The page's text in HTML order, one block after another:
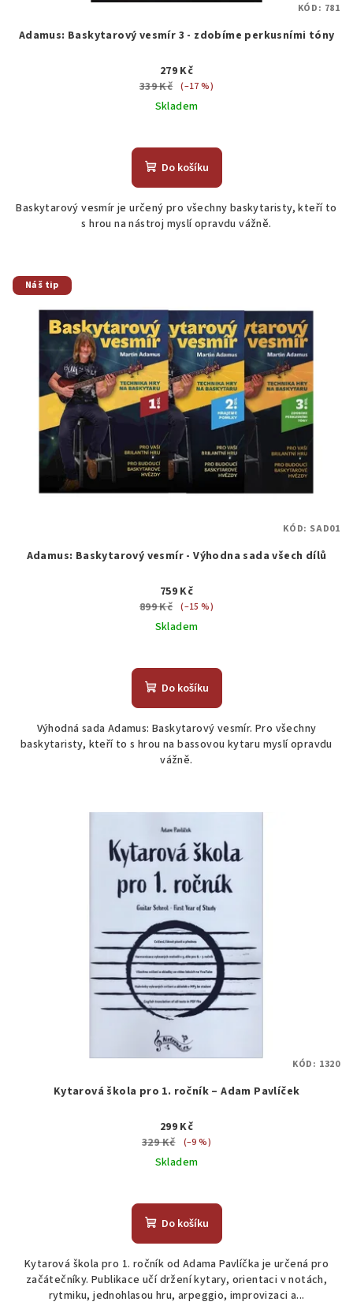
Adamus: Baskytarový vesmír 3 - zdobíme perkusními tóny
279 Kč
339 Kč (–17 %)
Skladem
Do košíku
Baskytarový vesmír je určený pro všechny baskytaristy, kteří to
s hrou na nástroj myslí opravdu vážně.
KÓD: 781
Náš tip
Adamus: Baskytarový vesmír - Výhodna sada všech dílů
759 Kč
899 Kč (–15 %)
Skladem
hodnocení
produktu
z
5
hvězdiček.
Do košíku
Výhodná sada Adamus: Baskytarový vesmír. Pro všechny
baskytaristy, kteří to s hrou na bassovou kytaru myslí opravdu
vážně.
KÓD: SAD01
Kytarová škola pro 1. ročník – Adam Pavlíček
299 Kč
329 Kč
(–9 %)
Skladem
Do košíku
Kytarová škola pro 1. ročník od Adama Pavlíčka je určená pro
začátečníky. Publikace učí držení kytary, orientaci v notách,
rytmiku, jednohlasou hru, arpeggio, improvizaci a...
KÓD: 1320